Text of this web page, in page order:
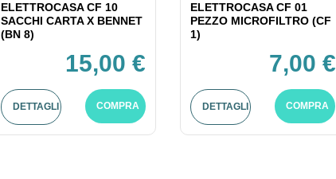
ELETTROCASA CF 10
SACCHI CARTA X BENNET
(BN 8)
15,00 €
DETTAGLI COMPRA
ELETTROCASA CF 01
PEZZO MICROFILTRO (CF
1)
7,00 €
DETTAGLI COMPRA